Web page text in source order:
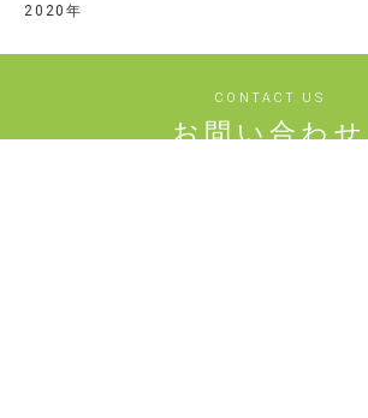
2020年
CONTACT US
お問い合わせ